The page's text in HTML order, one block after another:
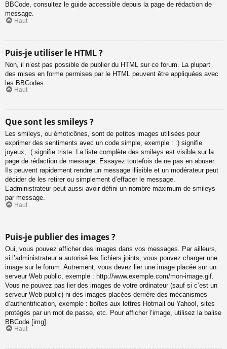
BBCode, consultez le guide accessible depuis la page de rédaction de
message.
Haut
Puis-je utiliser le HTML ?
Non, il n’est pas possible de publier du HTML sur ce forum. La plupart
des mises en forme permises par le HTML peuvent être appliquées avec
les BBCodes.
Haut
Que sont les smileys ?
Les smileys, ou émoticônes, sont de petites images utilisées pour
exprimer des sentiments avec un code simple, exemple : :) signifie
joyeux, :( signifie triste. La liste complète des smileys est visible sur la
page de rédaction de message. Essayez toutefois de ne pas en abuser.
Ils peuvent rapidement rendre un message illisible et un modérateur peut
décider de les retirer ou simplement d’effacer le message.
L’administrateur peut aussi avoir défini un nombre maximum de smileys
par message.
Haut
Puis-je publier des images ?
Oui, vous pouvez afficher des images dans vos messages. Par ailleurs,
si l’administrateur a autorisé les fichiers joints, vous pouvez charger une
image sur le forum. Autrement, vous devez lier une image placée sur un
serveur Web public, exemple : http://www.exemple.com/mon-image.gif.
Vous ne pouvez pas lier des images de votre ordinateur (sauf si c’est un
serveur Web public) ni des images placées derrière des mécanismes
d’authentification, exemple : boîtes aux lettres Hotmail ou Yahoo!, sites
protégés par un mot de passe, etc. Pour afficher l’image, utilisez la balise
BBCode [img].
Haut